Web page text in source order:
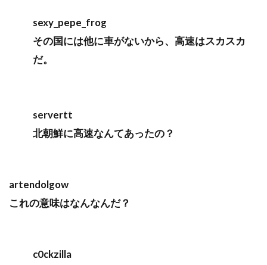
sexy_pepe_frog
その国には他に車がないから、高速はスカスカ
だ。
servertt
北朝鮮に高速なんてあったの？
artendolgow
これの意味はなんなんだ？
c0ckzilla